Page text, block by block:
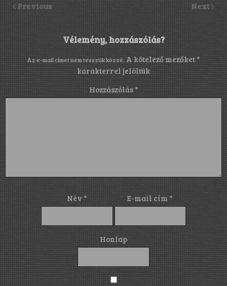
Previous Next
Vélemény, hozzászólás?
Az e-mail címet nem tesszük közzé. A kötelező mezőket *
karakterrel jelöltük
Hozzászólás*
Név * E-mail cím*
Honlap